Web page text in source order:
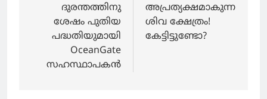
ദുരന്തത്തിനു
ശേഷം പുതിയ
പദ്ധതിയുമായി
OceanGate
സഹസ്ഥാപകന്‍
അപ്രത്യക്ഷമാകുന്ന
ശിവ ക്ഷേത്രം!
കേട്ടിട്ടുണ്ടോ?